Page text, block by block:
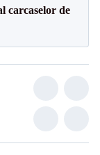
carcaselor de